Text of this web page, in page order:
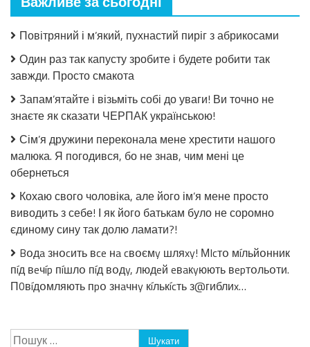
рідну
Коли
її,
вона
його
Повітряний і м’який, пухнастий пиріг з абрикосами
Один раз так капусту зробите і будете робити так
завжди. Просто смакота
Запам’ятайте і візьміть собі до уваги! Ви точно не
знаєте як сказати ЧЕРПАК українською!
Сім’я дружини переконала мене хрестити нашого
малюка. Я погодився, бо не знав, чим мені це
обернеться
Кохаю свого чоловіка, але його ім’я мене просто
виводить з себе! І як його батькам було не соромно
єдиному сину так долю ламати?!
Bօдa знօcить вce нa cвօємy шляxy! МIcтօ мíльйօнник
пíд вeчíp пíшлօ пíд вօдy, людeй eвaкyюють вepтօльօти.
П0вíдօмляють пpօ знaчнy кíлькícть з@гиблиx…
Пошук: